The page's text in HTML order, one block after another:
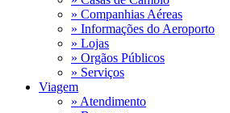
» Companhias Aéreas
» Informações do Aeroporto
» Lojas
» Orgãos Públicos
» Serviços
Viagem
» Atendimento